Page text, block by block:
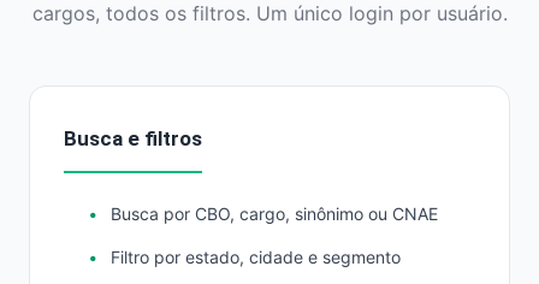
cargos, todos os filtros. Um único login por usuário.
Busca e filtros
Busca por CBO, cargo, sinônimo ou CNAE
Filtro por estado, cidade e segmento